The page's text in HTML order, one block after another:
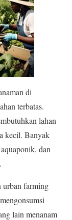
di
terbatas.
lahan
kecil. Banyak
dan
urban farming
lain menanam